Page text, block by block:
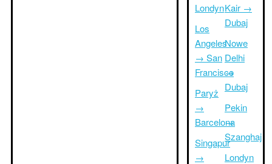
Londyn
Los
Angeles
→ San
Francisco
Paryż
→
Barcelona
Singapur
→
Kair →
Dubaj
Nowe
Delhi
→
Dubaj
Pekin
→
Szanghaj
Londyn